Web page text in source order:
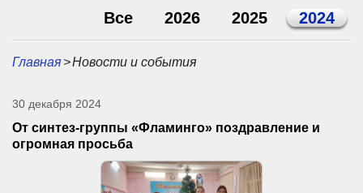
Все 2026 2025 2024
Главная>Новости и события
30 декабря 2024
От синтез-группы «Фламинго» поздравление и
огромная просьба